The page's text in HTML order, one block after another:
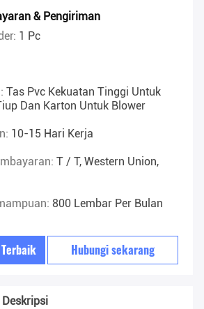
& Pengiriman
1 Pc
Tas Pvc Kekuatan Tinggi Untuk
Dan Karton Untuk Blower
10-15 Hari Kerja
T / T, Western Union,
800 Lembar Per Bulan
Hubungi sekarang
Deskripsi